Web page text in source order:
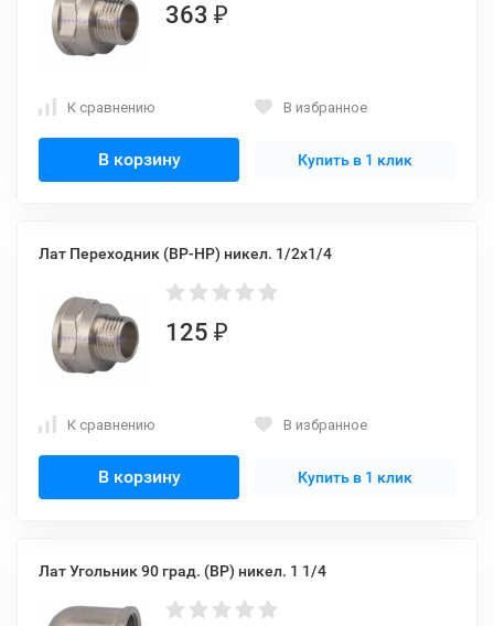
363 ₽
К сравнению В избранное
В корзину Купить в 1 клик
Лат Переходник (ВР-НР) никел. 1/2x1/4
125 ₽
К сравнению В избранное
В корзину Купить в 1 клик
Лат Угольник 90 град. (ВР) никел. 1 1/4